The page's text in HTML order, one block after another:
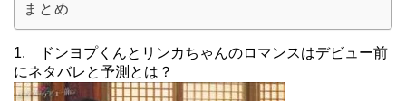
まとめ
1. ドンヨプくんとリンカちゃんのロマンスはデビュー前
にネタバレと予測とは？